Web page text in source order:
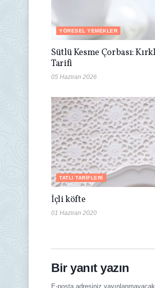
YÖRESEL YEMEKLER
Sütlü Kesme Çorbası:
Tarifi
05 Haziran 2026
TATLI TARIFLERI
İçli köfte
01 Haziran 2020
Bir yanıt yazın
E-posta adresiniz yayınlanmayacak.